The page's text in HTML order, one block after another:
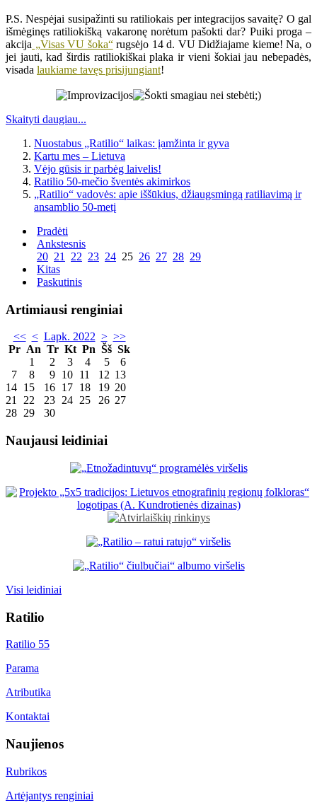
P.S. Nespėjai susipažinti su ratiliokais per integracijos savaitę? O gal
išmėginęs ratiliokišką vakaronę norėtum pašokti dar? Puiki proga –
akcija „Visas VU šoka“rugsėjo 14 d. VU Didžiajame kieme! Na, o
jei jauti, kad širdis ratiliokiškai plaka ir vieni šokiai jau nebepadės,
visada laukiame tavęs prisijungiant!
Skaityti daugiau...
Nuostabus „Ratilio“ laikas: įamžinta ir gyva
Kartu mes – Lietuva
Vėjo gūsis ir parbėg laivelis!
Ratilio 50-mečio šventės akimirkos
„Ratilio“ vadovės: apie iššūkius, džiaugsmingą ratiliavimą ir
ansamblio 50-metį
Pradėti
Ankstesnis
20 21 22 23 24 25 26 27 28 29
Kitas
Paskutinis
Artimiausi renginiai
<< < Lapk. 2022 > >>
Pr An Tr Kt Pn Šš Sk
1
2 3 4 5
6
7
8 9 10 11 12 13
14 15 16 17 18 19 20
21 22 23 24 25 26 27
28 29 30
Naujausi leidiniai
Visi leidiniai
Ratilio
Ratilio 55
Parama
Atributika
Kontaktai
Naujienos
Rubrikos
Artėjantys renginiai